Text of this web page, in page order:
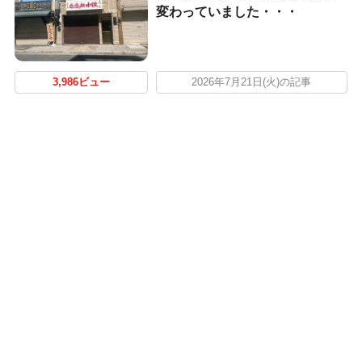
変わっていました・・・
3,986ビュー 2026年7月21日(火)の記事